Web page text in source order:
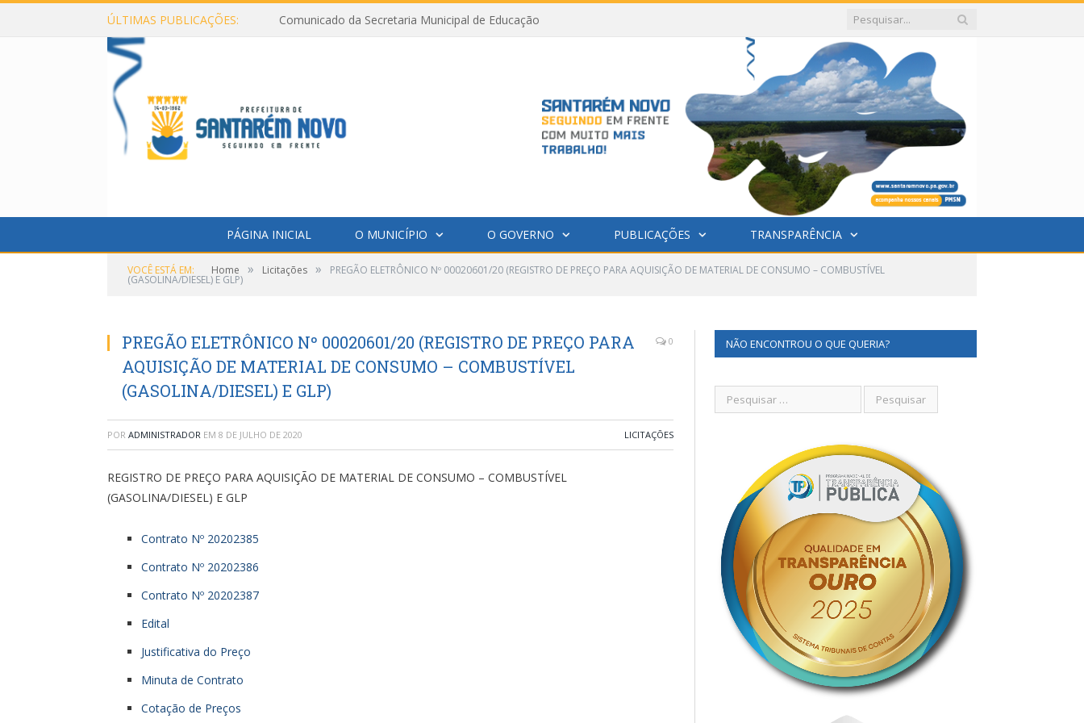
ÚLTIMAS PUBLICAÇÕES: Comunicado da Secretaria Municipal de Educação
PÁGINA INICIAL O MUNICÍPIO O GOVERNO PUBLICAÇÕES TRANSPARÊNCIA
VOCÊ ESTÁ EM: Home » Licitações » PREGÃO ELETRÔNICO Nº 00020601/20 (REGISTRO DE PREÇO PARA AQUISIÇÃO DE MATERIAL DE CONSUMO – COMBUSTÍVEL
(GASOLINA/DIESEL) E GLP)
PREGÃO ELETRÔNICO Nº 00020601/20 (REGISTRO DE PREÇO PARA
AQUISIÇÃO DE MATERIAL DE CONSUMO – COMBUSTÍVEL
(GASOLINA/DIESEL) E GLP)
0
POR ADMINISTRADOR EM 8 DE JULHO DE 2020 LICITAÇÕES
REGISTRO DE PREÇO PARA AQUISIÇÃO DE MATERIAL DE CONSUMO – COMBUSTÍVEL
(GASOLINA/DIESEL) E GLP
Contrato Nº 20202385
Contrato Nº 20202386
Contrato Nº 20202387
Edital
Justificativa do Preço
Minuta de Contrato
Cotação de Preços
NÃO ENCONTROU O QUE QUERIA?